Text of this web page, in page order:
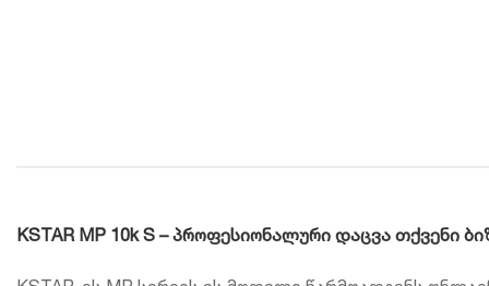
KSTAR MP 10k S – პროფესიონალური დაცვა თქვენი